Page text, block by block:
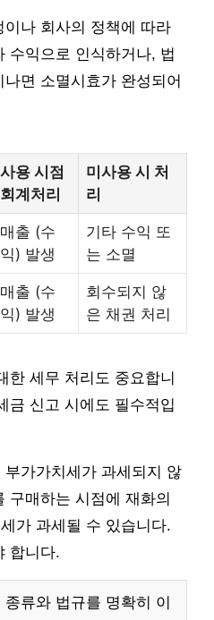
나 회사의 정책에 따라
수익으로 인식하거나, 법
면 소멸시효가 완성되어
사용 시점
회계처리
미사용 시 처
리
매출 (수
익) 발생
기타 수익 또
는 소멸
매출 (수
익) 발생
회수되지 않
은 채권 처리
한 세무 처리도 중요합니
금 신고 시에도 필수적입
가가치세가 과세되지 않
구매하는 시점에 재화의
가 과세될 수 있습니다.
합니다.
류와 법규를 명확히 이